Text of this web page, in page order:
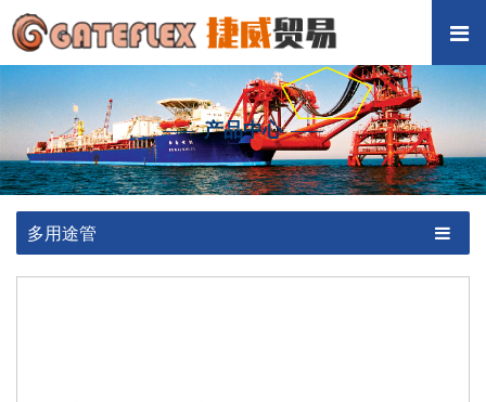
产品中心
多用途管